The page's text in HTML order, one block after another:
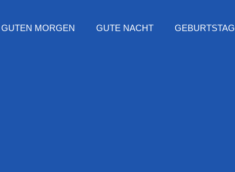
GUTEN MORGEN GUTE NACHT GEBURTSTAG